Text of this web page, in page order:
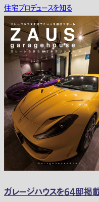
住宅プロデュースを知る
ガレージハウスを64邸掲